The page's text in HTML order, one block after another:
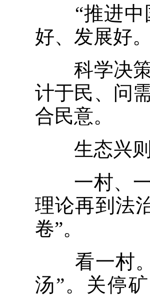
“推进中国
好、发展好
科学决策
计于民、问
合民意。
生态兴则
一村、一
理论再到法
卷”。
看一村。
汤”。关停